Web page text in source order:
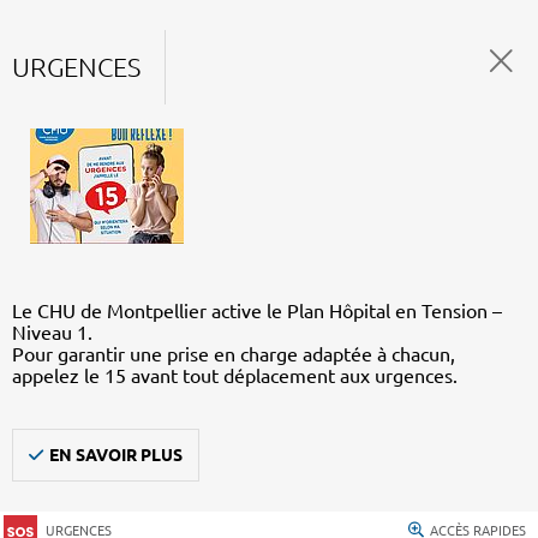
URGENCES
Le CHU de Montpellier active le Plan Hôpital en Tension –
Niveau 1.
Pour garantir une prise en charge adaptée à chacun,
appelez le 15 avant tout déplacement aux urgences.
EN SAVOIR PLUS
URGENCES ACCÈS RAPIDES